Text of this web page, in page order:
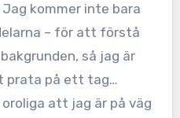
kommer inte bara
– för att förstå
så jag är
prata på ett tag…
att jag är på väg